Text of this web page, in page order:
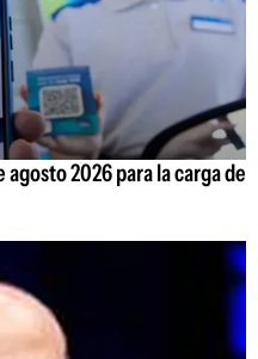
2026 para la carga de